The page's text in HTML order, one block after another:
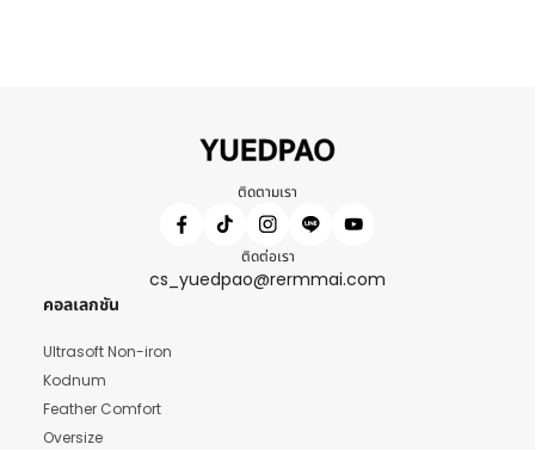
ติดตามเรา
ติดต่อเรา
cs_yuedpao@rermmai.com
คอลเลกชัน
Ultrasoft Non-iron
Kodnum
Feather Comfort
Oversize